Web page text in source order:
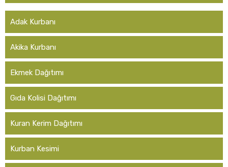
Adak Kurbanı
Akika Kurbanı
Ekmek Dağıtımı
Gıda Kolisi Dağıtımı
Kuran Kerim Dağıtımı
Kurban Kesimi